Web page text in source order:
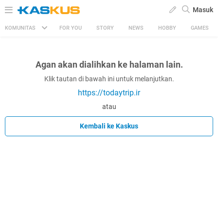
Masuk
KOMUNITAS FOR YOU STORY NEWS HOBBY GAMES
Agan akan dialihkan ke halaman lain.
Klik tautan di bawah ini untuk melanjutkan.
https://todaytrip.ir
atau
Kembali ke Kaskus